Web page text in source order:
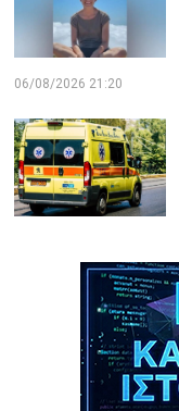
06/08/2026 21:20